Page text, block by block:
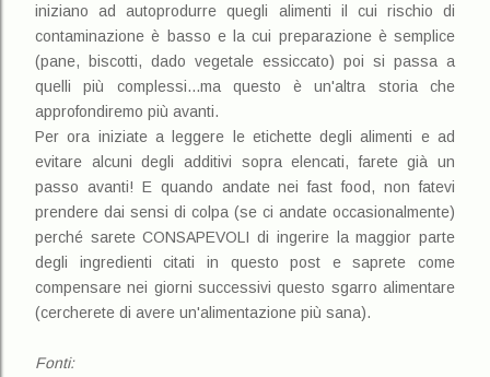
iniziano ad autoprodurre quegli alimenti il cui rischio di
contaminazione è basso e la cui preparazione è semplice
(pane, biscotti, dado vegetale essiccato) poi si passa a
quelli più complessi...ma questo è un'altra storia che
approfondiremo più avanti.
Per ora iniziate a leggere le etichette degli alimenti e ad
evitare alcuni degli additivi sopra elencati, farete già un
passo avanti! E quando andate nei fast food, non fatevi
prendere dai sensi di colpa (se ci andate occasionalmente)
perché sarete CONSAPEVOLI di ingerire la maggior parte
degli ingredienti citati in questo post e saprete come
compensare nei giorni successivi questo sgarro alimentare
(cercherete di avere un'alimentazione più sana).
Fonti: